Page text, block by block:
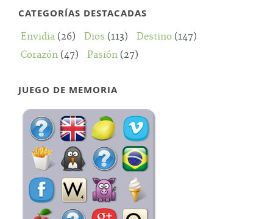
CATEGORÍAS DESTACADAS
Envidia (26) Dios (113) Destino (147)
Corazón (47) Pasión (27)
JUEGO DE MEMORIA